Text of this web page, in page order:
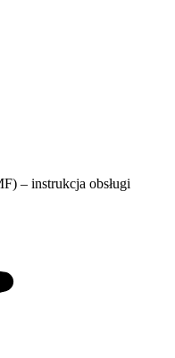
– instrukcja obsługi